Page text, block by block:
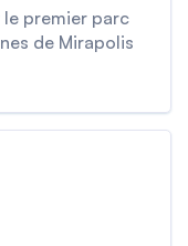
le premier parc
de Mirapolis